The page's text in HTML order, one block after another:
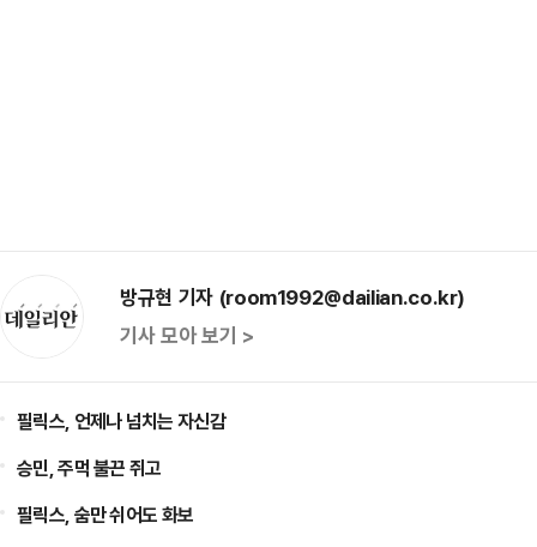
방규현 기자 (room1992@dailian.co.kr)
기사 모아 보기 >
필릭스, 언제나 넘치는 자신감
승민, 주먹 불끈 쥐고
필릭스, 숨만 쉬어도 화보